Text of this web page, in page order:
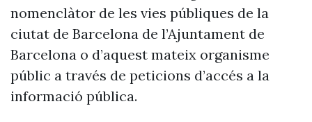
nomenclàtor de les vies públiques de la
ciutat de Barcelona de l’Ajuntament de
Barcelona o d’aquest mateix organisme
públic a través de peticions d’accés a la
informació pública.